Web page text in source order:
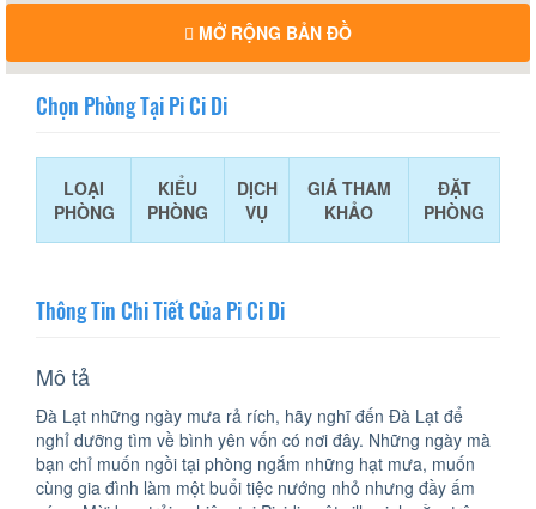
MỞ RỘNG BẢN ĐỒ
Chọn Phòng Tại Pi Ci Di
LOẠI
PHÒNG
KIỂU
PHÒNG
DỊCH
VỤ
GIÁ THAM
KHẢO
ĐẶT
PHÒNG
Thông Tin Chi Tiết Của Pi Ci Di
Mô tả
Đà Lạt những ngày mưa rả rích, hãy nghĩ đến Đà Lạt để
nghỉ dưỡng tìm về bình yên vốn có nơi đây. Những ngày mà
bạn chỉ muốn ngồi tại phòng ngắm những hạt mưa, muốn
cùng gia đình làm một buổi tiệc nướng nhỏ nhưng đầy ấm